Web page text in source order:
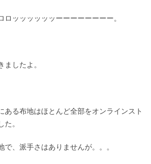
ロッッッッッッーーーーーーーー。
したよ。
ある布地はほとんど全部をオンラインスト
。
、派手さはありませんが。。。